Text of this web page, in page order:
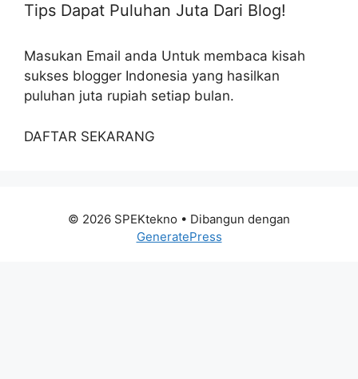
Tips Dapat Puluhan Juta Dari Blog!
Masukan Email anda Untuk membaca kisah
sukses blogger Indonesia yang hasilkan
puluhan juta rupiah setiap bulan.
DAFTAR SEKARANG
© 2026 SPEKtekno • Dibangun dengan
GeneratePress